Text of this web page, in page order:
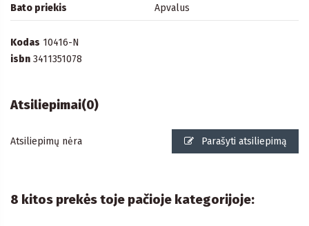
Bato priekis Apvalus
Kodas 10416-N
isbn 3411351078
Atsiliepimai(0)
Atsiliepimų nėra Parašyti atsiliepimą
8 kitos prekės toje pačioje kategorijoje: